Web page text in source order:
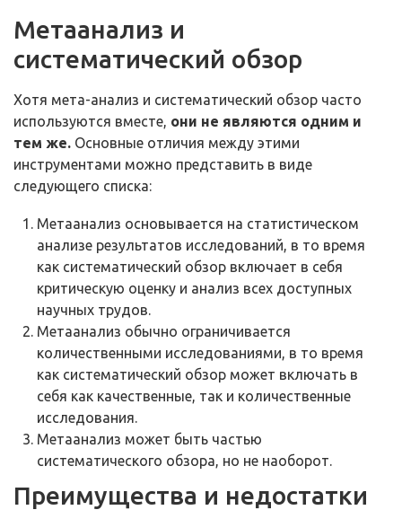
Метаанализ и
систематический обзор
Хотя мета-анализ и систематический обзор часто
используются вместе, они не являются одним и
тем же. Основные отличия между этими
инструментами можно представить в виде
следующего списка:
Метаанализ основывается на статистическом
анализе результатов исследований, в то время
как систематический обзор включает в себя
критическую оценку и анализ всех доступных
научных трудов.
Метаанализ обычно ограничивается
количественными исследованиями, в то время
как систематический обзор может включать в
себя как качественные, так и количественные
исследования.
Метаанализ может быть частью
систематического обзора, но не наоборот.
Преимущества и недостатки